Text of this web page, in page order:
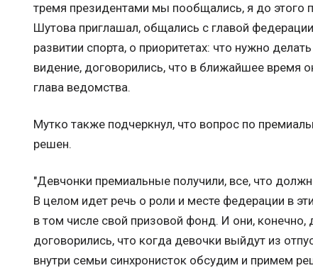
тремя президентами мы пообщались, я до этого
Шутова приглашал, общались с главой
развитии спорта, о приоритетах: что нужно
видение, договорились, что в ближайшее время
глава ведомства.
Мутко также подчеркнул, что вопрос по
решен.
"Девчонки премиальные получили, все, что
В целом идет речь о роли и месте федерации в
в том числе свой призовой фонд. И они,
договорились, что когда девочки выйдут из
внутри семьи синхронисток обсудим и примем